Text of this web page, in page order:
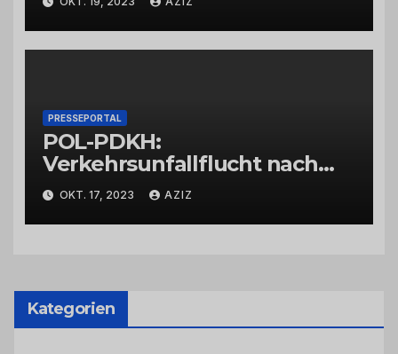
PRESSEPORTAL
POL-PDKH:
Verkehrsunfallflucht nach
Abbiegevorgang
OKT. 17, 2023 AZIZ
Kategorien